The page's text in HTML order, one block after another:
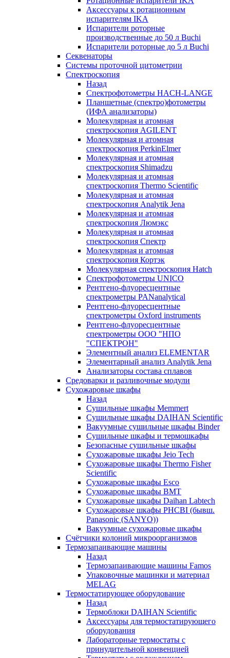
Аксессуары к ротационным
испарителям IKA
Испарители роторные
производственные до 50 л Buchi
Испарители роторные до 5 л Buchi
Секвенаторы
Системы проточной цитометрии
Спектроскопия
Назад
Спектрофотометры HACH-LANGE
Планшетные (спектро)фотометры
(ИФА анализаторы)
Молекулярная и атомная
спектроскопия AGILENT
Молекулярная и атомная
спектроскопия PerkinElmer
Молекулярная и атомная
спектроскопия Shimadzu
Молекулярная и атомная
спектроскопия Thermo Scientific
Молекулярная и атомная
спектроскопия Analytik Jena
Молекулярная и атомная
спектроскопия Люмэкс
Молекулярная и атомная
спектроскопия Спектр
Молекулярная и атомная
спектроскопия Кортэк
Молекулярная спектроскопия Hatch
Спектрофотометры UNICO
Рентгено-флуоресцентные
спектрометры PANanalytical
Рентгено-флуоресцентные
спектрометры Oxford instruments
Рентгено-флуоресцентные
спектрометры ООО "НПО
"СПЕКТРОН"
Элементный анализ ELEMENTAR
Элементарный анализ Analytik Jena
Анализаторы состава сплавов
Средоварки и разливочные модули
Сухожаровые шкафы
Назад
Сушильные шкафы Memmert
Сушильные шкафы DAIHAN Scientific
Вакуумные сушильные шкафы Binder
Сушильные шкафы и термошкафы
Безопасные сушильные шкафы
Сухожаровые шкафы Jeio Tech
Сухожаровые шкафы Thermo Fisher
Scientific
Сухожаровые шкафы Esco
Сухожаровые шкафы BMT
Сухожаровые шкафы Daihan Labtech
Сухожаровые шкафы PHCBI (бывш.
Panasonic (SANYO))
Вакуумные сухожаровые шкафы
Счётчики колоний микроорганизмов
Термозапаивающие машины
Назад
Термозапаивающие машины Famos
Упаковочные машинки и материал
MELAG
Термостатирующее оборудование
Назад
Термоблоки DAIHAN Scientific
Аксессуары для термостатирующего
оборудования
Лабораторные термостаты с
принудительной конвенцией